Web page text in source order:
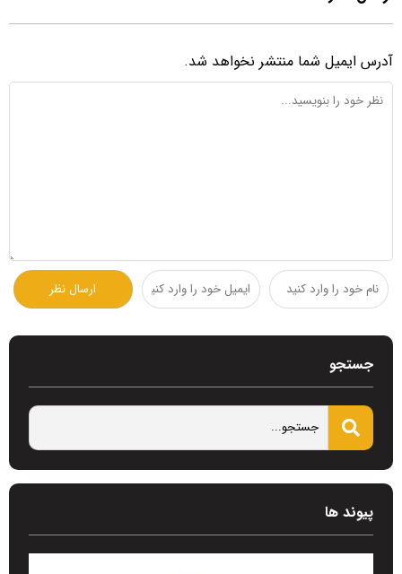
آدرس ایمیل شما منتشر نخواهد شد.
جستجو
پیوند ها